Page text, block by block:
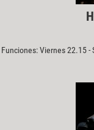
Funciones: Viernes 22.15